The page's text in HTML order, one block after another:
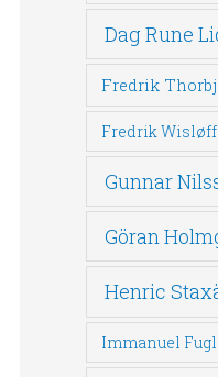
Dag Rune
Fredrik
Fredrik Wisløff
Gunnar
Göran
Henric
Immanuel